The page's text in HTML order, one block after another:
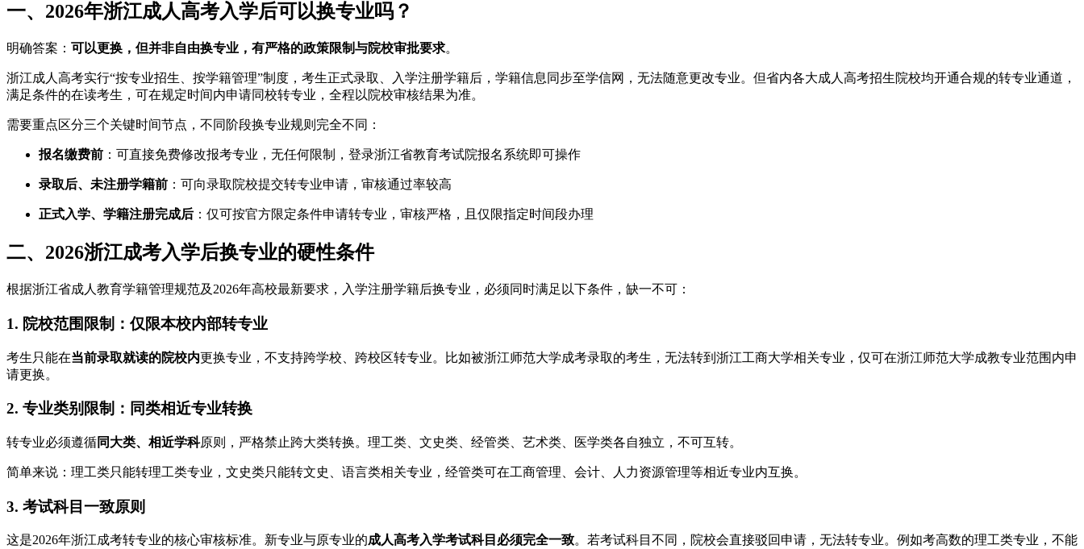
一、2026年浙江成人高考入学后可以换专业吗？
明确答案： 可以更换，但并非自由换专业，有严格的政策限制与院校审批要求。
浙江成人高考实行“按专业招生、按学籍管理”制度，考生正式录取、入学注册学籍后，学籍信息同步至学信网，无法随意更改专业。但省内各大成人高考招生院校均开通合规的转专业通道，
满足条件的在读考生，可在规定时间内申请同校转专业，全程以院校审核结果为准。
需要重点区分三个关键时间节点，不同阶段换专业规则完全不同：
报名缴费前 ：可直接免费修改报考专业，无任何限制，登录浙江省教育考试院报名系统即可操作
录取后、未注册学籍前 ：可向录取院校提交转专业申请，审核通过率较高
正式入学、学籍注册完成后 ：仅可按官方限定条件申请转专业，审核严格，且仅限指定时间段办理
二、2026浙江成考入学后换专业的硬性条件
根据浙江省成人教育学籍管理规范及2026年高校最新要求，入学注册学籍后换专业，必须同时满足以下条件，缺一不可：
1. 院校范围限制：仅限本校内部转专业
考生只能在当前录取就读的院校内更换专业，不支持跨学校、跨校区转专业。比如被浙江师范大学成考录取的考生，无法转到浙江工商大学相关专业，仅可在浙江师范大学成教专业范围内申
请更换。
2. 专业类别限制：同类相近专业转换
转专业必须遵循同大类、相近学科原则，严格禁止跨大类转换。理工类、文史类、经管类、艺术类、医学类各自独立，不可互转。
简单来说：理工类只能转理工类专业，文史类只能转文史、语言类相关专业，经管类可在工商管理、会计、人力资源管理等相近专业内互换。
3. 考试科目一致原则
这是2026年浙江成考转专业的核心审核标准。新专业与原专业的成人高考入学考试科目必须完全一致。若考试科目不同，院校会直接驳回申请，无法转专业。例如考高数的理工类专业，不能